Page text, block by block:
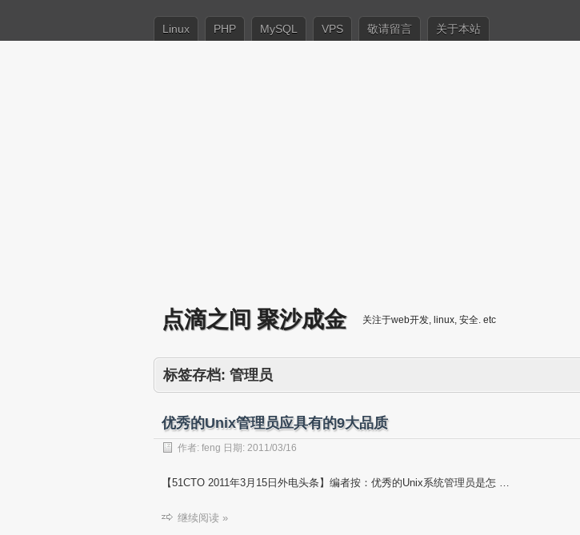
Linux PHP MySQL VPS 敬请留言 关于本站
点滴之间 聚沙成金 关注于web开发, linux, 安全. etc
标签存档: 管理员
优秀的Unix管理员应具有的9大品质
作者: feng 日期: 2011/03/16
【51CTO 2011年3月15日外电头条】编者按：优秀的Unix系统管理员是怎 …
继续阅读 »